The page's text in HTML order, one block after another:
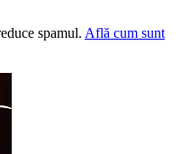
spamul. Află cum sunt